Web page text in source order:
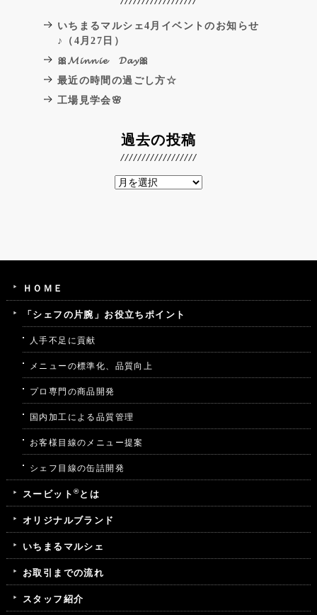
いちまるマルシェ4月イベントのお知らせ
♪（4月27日）
🎀𝓜𝓲𝓷𝓷𝓲𝓮 𝓓𝓪𝔂🎀
最近の時間の過ごし方☆
工場見学会🌸
過去の投稿
ＨＯＭＥ
「シェフの片腕」お役立ちポイント
人手不足に貢献
メニューの標準化、品質向上
プロ専門の商品開発
国内加工による品質管理
お客様目線のメニュー提案
シェフ目線の缶詰開発
スービット ®とは
オリジナルブランド
いちまるマルシェ
お取引までの流れ
スタッフ紹介